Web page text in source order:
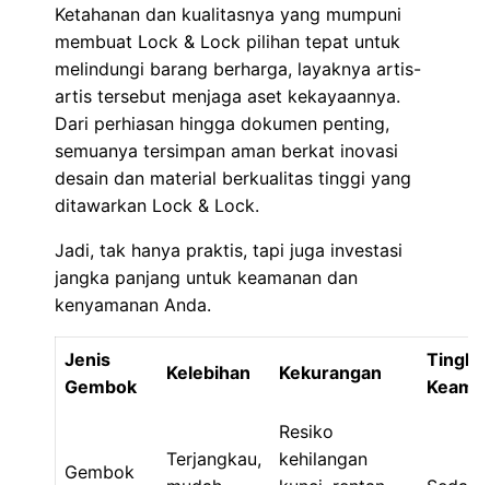
Ketahanan dan kualitasnya yang mumpuni
membuat Lock & Lock pilihan tepat untuk
melindungi barang berharga, layaknya artis-
artis tersebut menjaga aset kekayaannya.
Dari perhiasan hingga dokumen penting,
semuanya tersimpan aman berkat inovasi
desain dan material berkualitas tinggi yang
ditawarkan Lock & Lock.
Jadi, tak hanya praktis, tapi juga investasi
jangka panjang untuk keamanan dan
kenyamanan Anda.
Jenis
Gembok
Kelebihan Kekurangan
Tingkat
Gembok
Terjangkau,
Resiko
kehilangan